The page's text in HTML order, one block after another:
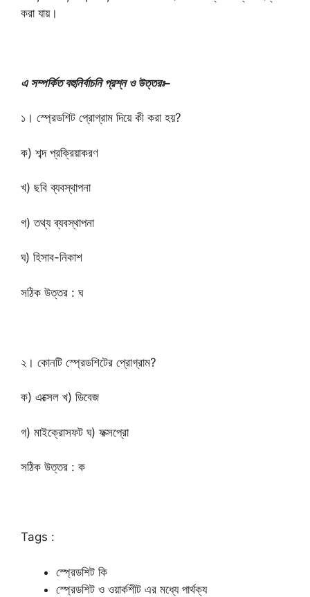
করা যায়।
এ সম্পর্কিত বহুনির্বাচনি প্রশ্ন ও উত্তরঃ–
১। স্প্রেডশিট প্রোগ্রাম দিয়ে কী করা হয়?
ক) শব্দ প্রক্রিয়াকরণ
খ) ছবি ব্যবস্থাপনা
গ) তথ্য ব্যবস্থাপনা
ঘ) হিসাব-নিকাশ
সঠিক উত্তর : ঘ
২। কোনটি স্প্রেডশিটের প্রোগ্রাম?
ক) এক্সেল খ) ডিবেজ
গ) মাইক্রোসফট ঘ) ফক্সপ্রো
সঠিক উত্তর : ক
Tags :
স্প্রেডশিট কি
স্প্রেডশিট ও ওয়ার্কশীট এর মধ্যে পার্থক্য